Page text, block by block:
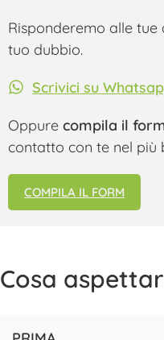
Risponderemo alle
tuo dubbio.
Scrivici su
Oppure compila il
contatto con te nel più
COMPILA IL FORM
Cosa